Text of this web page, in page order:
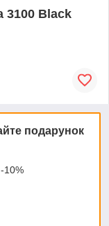
3100 Black
подарунок
10%